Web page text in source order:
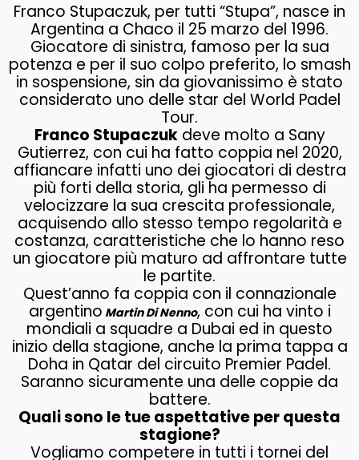
Franco Stupaczuk, per tutti “Stupa”, nasce in
Argentina a Chaco il 25 marzo del 1996.
Giocatore di sinistra, famoso per la sua
potenza e per il suo colpo preferito, lo smash
in sospensione, sin da giovanissimo è stato
considerato uno delle star del World Padel
Tour.
Franco Stupaczukdeve molto a Sany
Gutierrez, con cui ha fatto coppia nel 2020,
affiancare infatti uno dei giocatori di destra
più forti della storia, gli ha permesso di
velocizzare la sua crescita professionale,
acquisendo allo stesso tempo regolarità e
costanza, caratteristiche che lo hanno reso
un giocatore più maturo ad affrontare tutte
le partite.
Quest’anno fa coppia con il connazionale
argentino Martin Di Nenno, con cui ha vinto i
mondiali a squadre a Dubai ed in questo
inizio della stagione, anche la prima tappa a
Doha in Qatar del circuito Premier Padel.
Saranno sicuramente una delle coppie da
battere.
Quali sono le tue aspettative per questa
stagione?
Vogliamo competere in tutti i tornei del